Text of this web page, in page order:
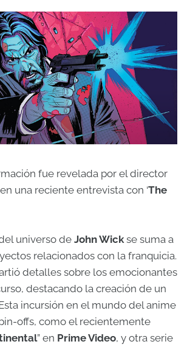
fue revelada por el director
en una reciente entrevista con ‘The
universo de John Wick se suma a
relacionados con la franquicia.
detalles sobre los emocionantes
destacando la creación de un
incursión en el mundo del anime
offs, como el recientemente
” en Prime Video, y otra serie